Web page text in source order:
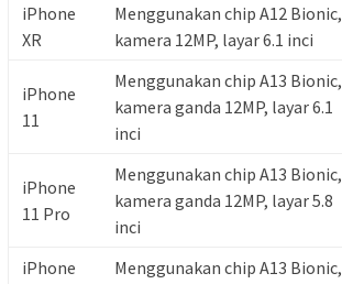
iPhone
XR
Menggunakan chip A12 Bionic,
kamera 12MP, layar 6.1 inci
iPhone
11
Menggunakan chip A13 Bionic,
kamera ganda 12MP, layar 6.1
inci
iPhone
11 Pro
Menggunakan chip A13 Bionic,
kamera ganda 12MP, layar 5.8
inci
iPhone
Menggunakan chip A13 Bionic,